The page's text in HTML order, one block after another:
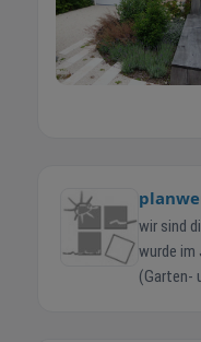
wir sind die
wurde im
(Garten-